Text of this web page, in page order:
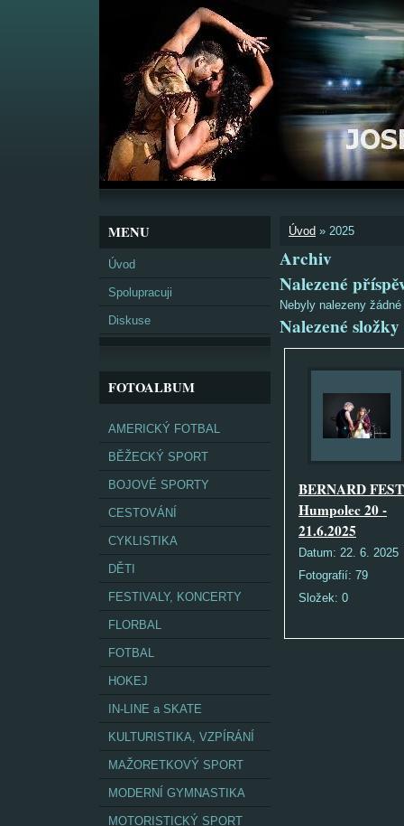
MENU
Úvod
Spolupracuji
Diskuse
FOTOALBUM
AMERICKÝ FOTBAL
BĚŽECKÝ SPORT
BOJOVÉ SPORTY
CESTOVÁNÍ
CYKLISTIKA
DĚTI
FESTIVALY, KONCERTY
FLORBAL
FOTBAL
HOKEJ
IN-LINE a SKATE
KULTURISTIKA, VZPÍRÁNÍ
MAŽORETKOVÝ SPORT
MODERNÍ GYMNASTIKA
MOTORISTICKÝ SPORT
Úvod » 2025
Archiv
Nalezené
Nebyly nalezeny
Nalezené složky
BERNARD
Humpolec 20 -
21.6.2025
Datum: 22. 6. 2025
Fotografií: 79
Složek: 0